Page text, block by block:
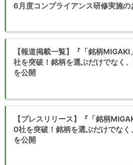
6月度コンプライアンス研修実施の
【報道掲載一覧】『「銘柄
社を突破！銘柄を選ぶだけでなく、
を公開
【プレスリリース】『「銘柄
0社を突破！銘柄を選ぶだけでなく
を公開